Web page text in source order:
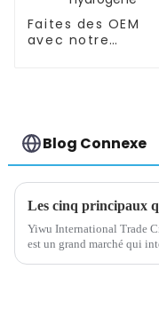
Faites des OEM
avec notre
Blog Connexe
Yiwu International Trade
est un grand marché qui